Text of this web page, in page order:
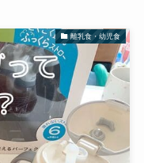
離乳食・幼児食